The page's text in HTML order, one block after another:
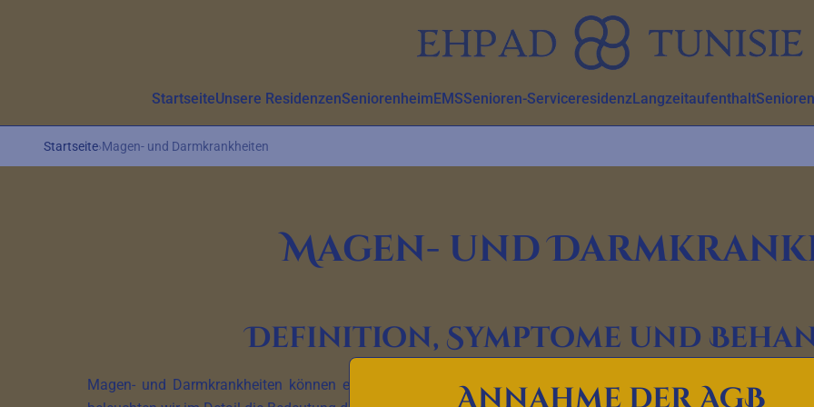
StartseiteUnsere ResidenzenSeniorenheimEMSSenioren-ServiceresidenzLangzeitaufenthalt
Startseite›Magen- und Darmkrankheiten
Magen- und
Definition, Symptome und
Magen- und Darmkrankheiten können einen erheblichen Einfluss auf die Verdauungsgesundheit und die